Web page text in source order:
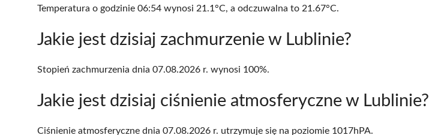
Temperatura o godzinie 06:54 wynosi 21.1°C, a odczuwalna to 21.67°C.
Jakie jest dzisiaj zachmurzenie w Lublinie?
Stopień zachmurzenia dnia 07.08.2026 r. wynosi 100%.
Jakie jest dzisiaj ciśnienie atmosferyczne w Lublinie?
Ciśnienie atmosferyczne dnia 07.08.2026 r. utrzymuje się na poziomie 1017hPA.